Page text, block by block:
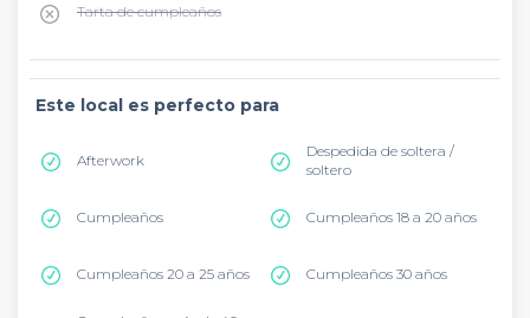
Tarta de cumpleaños
Este local es perfecto para
Afterwork
Despedida de soltera /
soltero
Cumpleaños Cumpleaños 18 a 20 años
Cumpleaños 20 a 25 años Cumpleaños 30 años